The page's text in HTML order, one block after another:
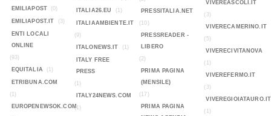
EMILIAPOST (0)
EMILIAPOST.IT (3)
ENTI LOCALI
ONLINE
(93)
EQUITALIA
(1)
ETRIBUNA.COM
(1)
EUROPENEWSOK.COM
ITALIA26.EU (1)
ITALIAAMBIENTE.IT
(9)
ITALONEWS.IT
(1)
ITALY FREE
PRESS
(1)
ITALY24NEWS.COM
(1)
PRESSITALIA.NET
(10)
PRESSREADER -
LIBERO
(2)
PRIMA PAGINA
(MENSILE)
(17)
PRIMA PAGINA
VIVEREASCOLI.IT
(3)
VIVERECAMERINO.IT
(5)
VIVERECIVITANOVA
(1)
VIVEREFERMO.IT
(3)
VIVEREGIOIATAURO.IT
(1)